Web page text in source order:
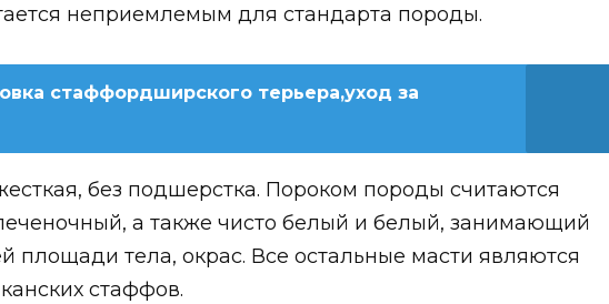
неприемлемым для стандарта породы.
стаффордширского терьера,уход за
без подшерстка. Пороком породы считаются
а также чисто белый и белый, занимающий
площади тела, окрас. Все остальные масти являются
стаффов.